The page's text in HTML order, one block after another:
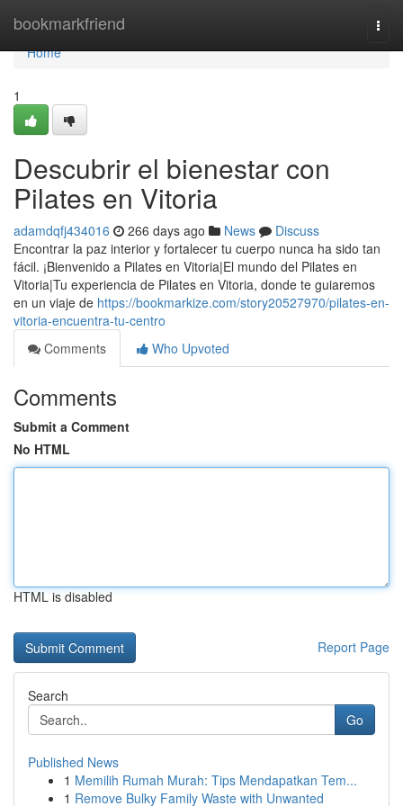
bookmarkfriend
Home
Home
1
Descubrir el bienestar con
Pilates en Vitoria
adamdqfj434016 266 days ago News
Discuss
Encontrar la paz interior y fortalecer tu cuerpo nunca ha sido tan
fácil. ¡Bienvenido a Pilates en Vitoria|El mundo del Pilates en
Vitoria|Tu experiencia de Pilates en Vitoria, donde te guiaremos
en un viaje de https://bookmarkize.com/story20527970/pilates-en-
vitoria-encuentra-tu-centro
Comments
Who Upvoted
Comments
Submit a Comment
No HTML
HTML is disabled
Report Page
Search
Go
Published News
1 Memilih Rumah Murah: Tips Mendapatkan Tem...
1 Remove Bulky Family Waste with Unwanted